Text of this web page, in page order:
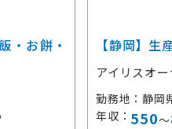
・お餅・
【静岡】
アイリスオ
勤務地
静岡
年収
550～